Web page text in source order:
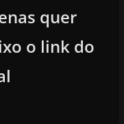
quer
o link do